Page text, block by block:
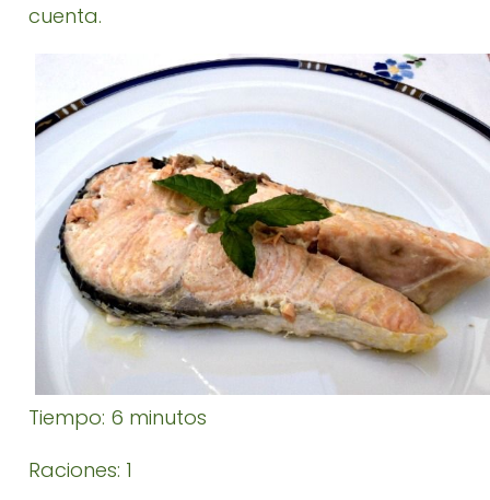
cuenta.
Tiempo: 6 minutos
Raciones: 1